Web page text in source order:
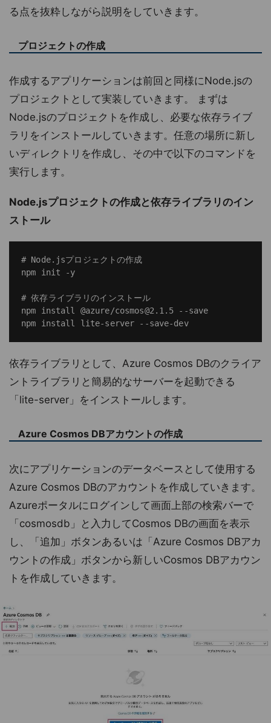
る点を抜粋しながら説明をしていきます。
プロジェクトの作成
作成するアプリケーションは前回と同様にNode.jsの
プロジェクトとして実装していきます。 まずは
Node.jsのプロジェクトを作成し、必要な依存ライブ
ラリをインストールしていきます。任意の場所に新し
いディレクトリを作成し、その中で以下のコマンドを
実行します。
Node.jsプロジェクトの作成と依存ライブラリのイン
ストール
# Node.jsプロジェクトの作成
npm init -y
# 依存ライブラリのインストール
npm install @azure/cosmos@2.1.5 --save
npm install lite-server --save-dev
依存ライブラリとして、Azure Cosmos DBのクライア
ントライブラリと簡易的なサーバーを起動できる
「lite-server」をインストールします。
Azure Cosmos DBアカウントの作成
次にアプリケーションのデータベースとして使用する
Azure Cosmos DBのアカウントを作成していきます。
Azureポータルにログインして画面上部の検索バーで
「cosmosdb」と入力してCosmos DBの画面を表示
し、「追加」ボタンあるいは「Azure Cosmos DBアカ
ウントの作成」ボタンから新しいCosmos DBアカウン
トを作成していきます。